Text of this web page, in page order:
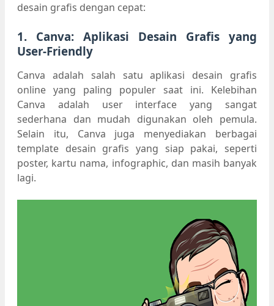
desain grafis dengan cepat:
1. Canva: Aplikasi Desain Grafis yang
User-Friendly
Canva adalah salah satu aplikasi desain grafis
online yang paling populer saat ini. Kelebihan
Canva adalah user interface yang sangat
sederhana dan mudah digunakan oleh pemula.
Selain itu, Canva juga menyediakan berbagai
template desain grafis yang siap pakai, seperti
poster, kartu nama, infographic, dan masih banyak
lagi.